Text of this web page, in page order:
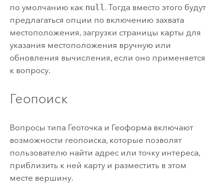
по умолчанию как null . Тогда вместо этого будут
предлагаться опции по включению захвата
местоположения, загрузки страницы карты для
указания местоположения вручную или
обновления вычисления, если оно применяется
к вопросу.
Геопоиск
Вопросы типа Геоточка и Геоформа включают
возможности геопоиска, которые позволят
пользователю найти адрес или точку интереса,
приблизить к ней карту и разместить в этом
месте вершину.